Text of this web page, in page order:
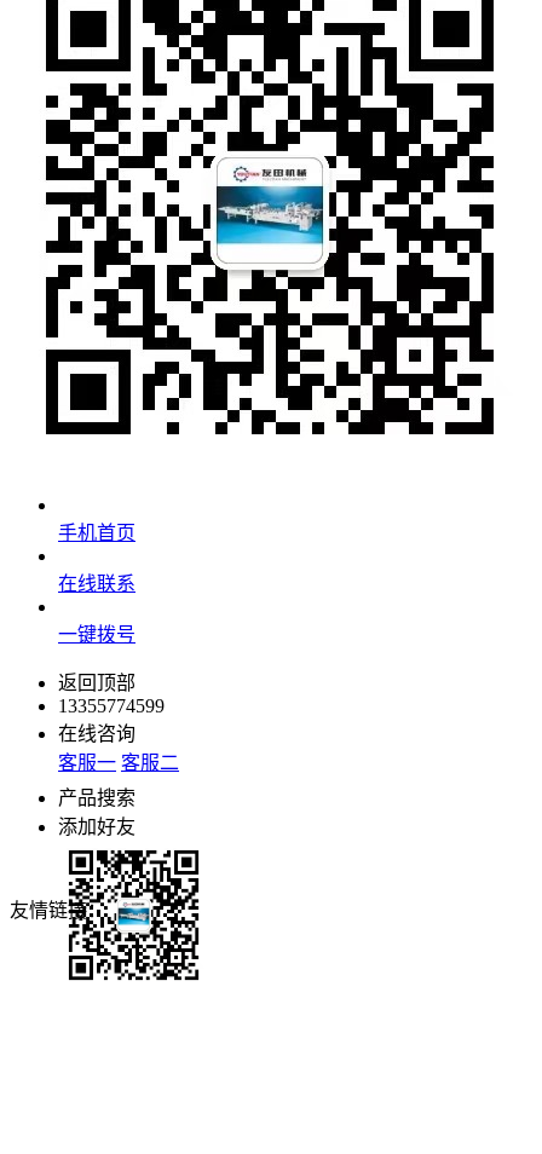
手机首页
在线联系
一键拨号
返回顶部
13355774599
在线咨询
客服一 客服二
产品搜索
添加好友
友情链接：